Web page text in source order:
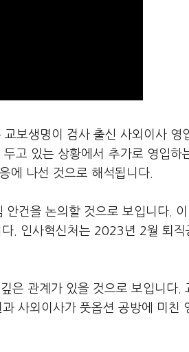
보생명이 검사 출신 사외이사 영
고 있는 상황에서 추가로 영입하
에 나선 것으로 해석됩니다.
건을 논의할 것으로 보입니다.
. 인사혁신처는 2023년 2월 퇴직
은 관계가 있을 것으로 보입니다.
사외이사가 풋옵션 공방에 미친